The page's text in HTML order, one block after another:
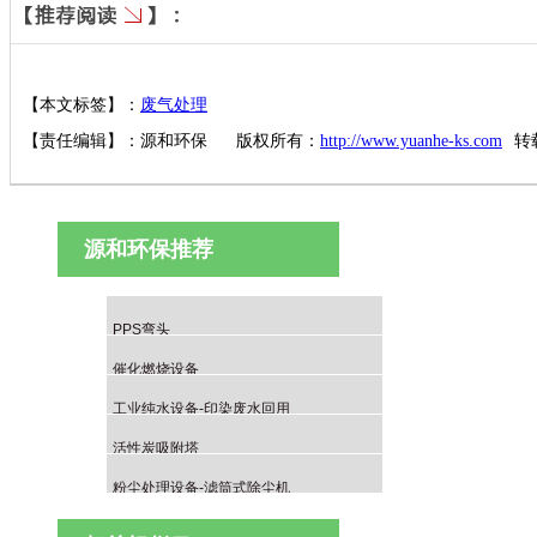
【本文标签】： 废气处理
【责任编辑】： 源和环保 版权所有： http://www.yuanhe-ks.com 转
源和环保推荐
PPS弯头
催化燃烧设备
工业纯水设备-印染废水回用
活性炭吸附塔
粉尘处理设备-滤筒式除尘机